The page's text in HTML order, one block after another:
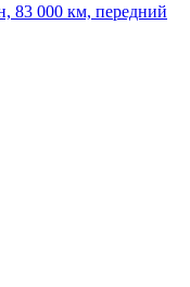
83 000 км, передний